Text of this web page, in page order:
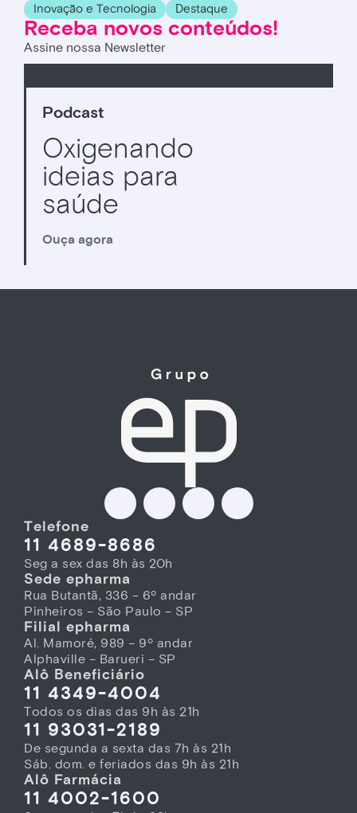
Inovação e Tecnologia
Destaque
Receba novos conteúdos!
Assine nossa Newsletter
Podcast
Oxigenando
ideias para
saúde
Ouça agora
Telefone
11 4689-8686
Seg a sex das 8h às 20h
Sede epharma
Rua Butantã, 336 – 6º andar
Pinheiros – São Paulo – SP
Filial epharma
Al. Mamoré, 989 – 9º andar
Alphaville – Barueri – SP
Alô Beneficiário
11 4349-4004
Todos os dias das 9h às 21h
11 93031-2189
De segunda a sexta das 7h às 21h
Sáb. dom. e feriados das 9h às 21h
Alô Farmácia
11 4002-1600